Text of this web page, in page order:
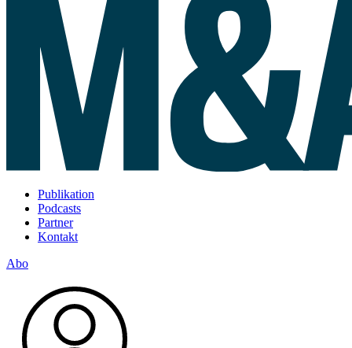
Publikation
Podcasts
Partner
Kontakt
Abo